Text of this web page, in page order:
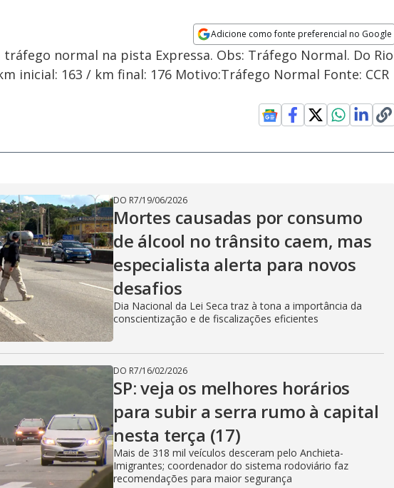
Adicione como fonte preferencial no Google
Opens in new window
tráfego normal na pista Expressa. Obs: Tráfego Normal. Do Rio
inicial: 163 / km final: 176 Motivo:Tráfego Normal Fonte: CCR
DO R7/19/06/2026
Mortes causadas por consumo
de álcool no trânsito caem, mas
especialista alerta para novos
desafios
Dia Nacional da Lei Seca traz à tona a importância da
conscientização e de fiscalizações eficientes
DO R7/16/02/2026
SP: veja os melhores horários
para subir a serra rumo à capital
nesta terça (17)
Mais de 318 mil veículos desceram pelo Anchieta-
Imigrantes; coordenador do sistema rodoviário faz
recomendações para maior segurança